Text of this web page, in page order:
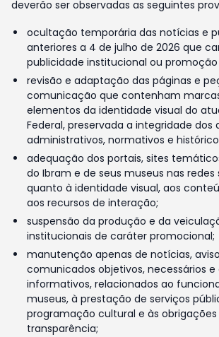
deverão ser observadas as seguintes
ocultação temporária das notícias e
anteriores a 4 de julho de 2026 que
publicidade institucional ou
revisão e adaptação das páginas e
comunicação que contenham
elementos da identidade visual do
Federal, preservada a integridade dos
administrativos, normativos e
adequação dos portais, sites
do Ibram e de seus museus nas redes
quanto à identidade visual, aos
aos recursos de interação;
suspensão da produção e da
institucionais de caráter promocional;
manutenção apenas de notícias,
comunicados objetivos, necessários
informativos, relacionados ao
museus, à prestação de serviços
programação cultural e às obrigações
transparência;